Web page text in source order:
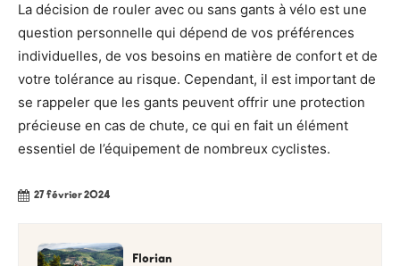
La décision de rouler avec ou sans gants à vélo est une
question personnelle qui dépend de vos préférences
individuelles, de vos besoins en matière de confort et de
votre tolérance au risque. Cependant, il est important de
se rappeler que les gants peuvent offrir une protection
précieuse en cas de chute, ce qui en fait un élément
essentiel de l’équipement de nombreux cyclistes.
27 février 2024
Florian